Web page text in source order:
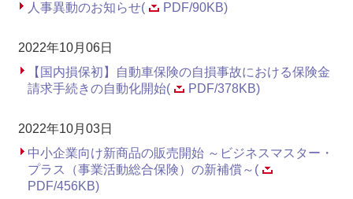
人事異動のお知らせ(
PDF/90KB)
2022年10月06日
【国内損保初】自動車保険の自損事故における保険金
請求手続きの自動化開始(
PDF/378KB)
2022年10月03日
中小企業向け新商品の販売開始 ～ビジネスマスター・
プラス（事業活動総合保険）の新補償～(
PDF/456KB)